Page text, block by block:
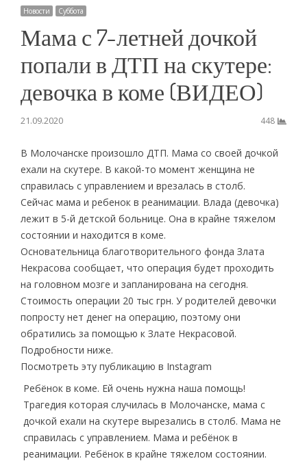
Новости Суббота
Мама с 7-летней дочкой
попали в ДТП на скутере:
девочка в коме (ВИДЕО)
21.09.2020 448
В Молочанске произошло ДТП. Мама со своей дочкой
ехали на скутере. В какой-то момент женщина не
справилась с управлением и врезалась в столб.
Сейчас мама и ребенок в реанимации. Влада (девочка)
лежит в 5-й детской больнице. Она в крайне тяжелом
состоянии и находится в коме.
Основательница благотворительного фонда Злата
Некрасова сообщает, что операция будет проходить
на головном мозге и запланирована на сегодня.
Стоимость операции 20 тыс грн. У родителей девочки
попросту нет денег на операцию, поэтому они
обратились за помощью к Злате Некрасовой.
Подробности ниже.
Посмотреть эту публикацию в Instagram
Ребёнок в коме. Ей очень нужна наша помощь!
Трагедия которая случилась в Молочанске, мама с
дочкой ехали на скутере вырезались в столб. Мама не
справилась с управлением. Мама и ребёнок в
реанимации. Ребёнок в крайне тяжелом состоянии.